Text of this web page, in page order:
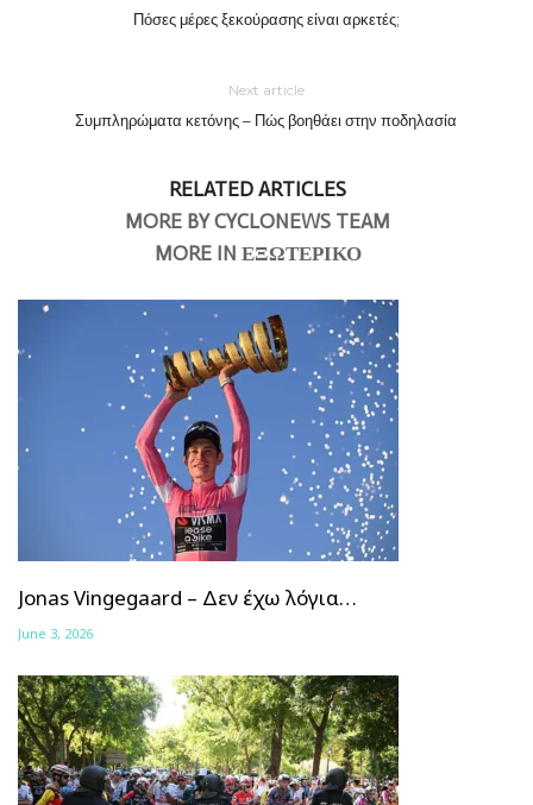
Πόσες μέρες ξεκούρασης είναι αρκετές;
Next article
Συμπληρώματα κετόνης – Πώς βοηθάει στην ποδηλασία
RELATED ARTICLES
MORE BY CYCLONEWS TEAM
MORE IN ΕΞΩΤΕΡΙΚΟ
Jonas Vingegaard – Δεν έχω λόγια…
June 3, 2026